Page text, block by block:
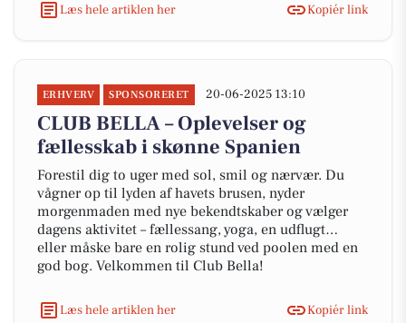
Læs hele artiklen her
Kopiér link
ERHVERV SPONSORERET 20-06-2025 13:10
CLUB BELLA – Oplevelser og
fællesskab i skønne Spanien
Forestil dig to uger med sol, smil og nærvær. Du
vågner op til lyden af havets brusen, nyder
morgenmaden med nye bekendtskaber og vælger
dagens aktivitet – fællessang, yoga, en udflugt…
eller måske bare en rolig stund ved poolen med en
god bog. Velkommen til Club Bella!
Læs hele artiklen her Kopiér link